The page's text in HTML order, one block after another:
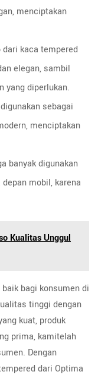
menciptakan
kaca tempered
elegan, sambil
yang diperlukan.
sebagai
menciptakan
banyak digunakan
mobil, karena
Kualitas Unggul
bagi konsumen di
tinggi dengan
kuat, produk
prima, kamitelah
Dengan
dari Optima